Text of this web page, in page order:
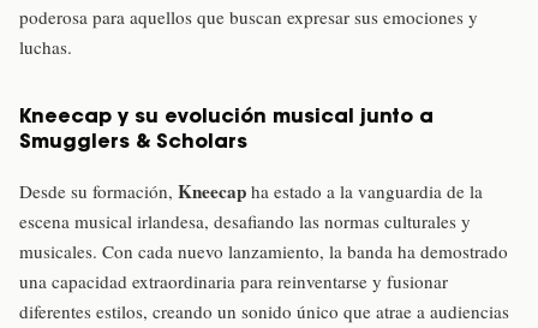
poderosa para aquellos que buscan expresar sus emociones y
luchas.
Kneecap y su evolución musical junto a
Smugglers & Scholars
Desde su formación, Kneecap ha estado a la vanguardia de la
escena musical irlandesa, desafiando las normas culturales y
musicales. Con cada nuevo lanzamiento, la banda ha demostrado
una capacidad extraordinaria para reinventarse y fusionar
diferentes estilos, creando un sonido único que atrae a audiencias